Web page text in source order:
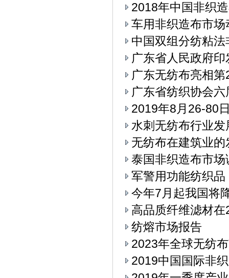
2018年中国非织
车用非织造布市场
中国双组分纺粘
广东省人民政府
广东无纺布亮相
广东省纺织协会
2019年8月26-80
水刺无纺布行业
无纺布在建筑业的
泰国非织造布市场
军警用功能纺织品
今年7月起我国将
高品质纤维滤材
纺熔市场报告
2023年全球无纺
2019中国国际非